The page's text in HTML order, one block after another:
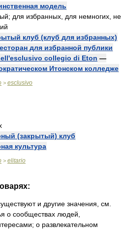
модель
для избранных, для немногих, не
клуб (клуб для избранных)
для избранной публики
collegio di Eton —
Итонском колледже
> esclusivo
(закрытый) клуб
культура
> elitario
и другие значения, см.
о сообществах людей,
о развлекательном